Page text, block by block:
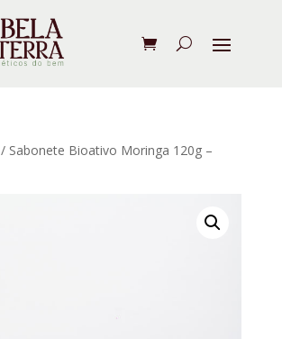
/ Sabonete Bioativo Moringa 120g –